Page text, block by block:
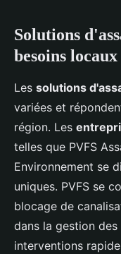
Solutions
besoins locaux
Les solutions
variées et
région. Les
telles que PVFS
Environnement se
uniques. PVFS se
blocage de
dans la gestion
interventions